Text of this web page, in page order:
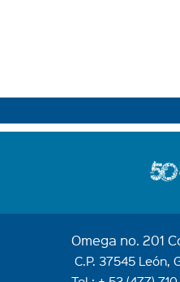
Omega no. 201
C.P. 37545 León,